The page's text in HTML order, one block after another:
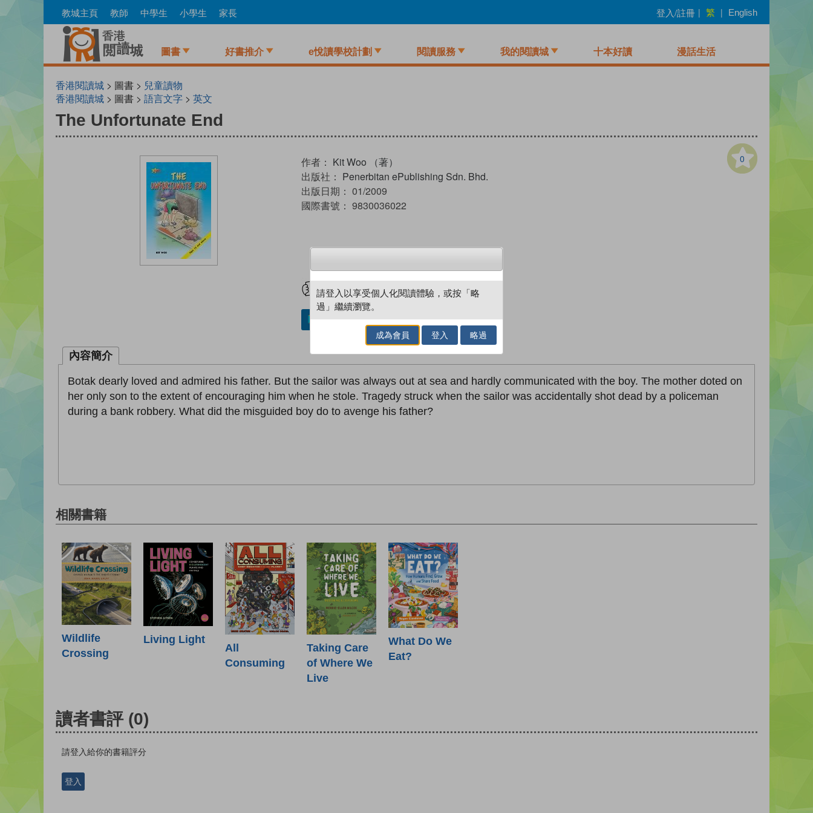
to
教城主頁 教師 中學生 小學生 家長 登入/註冊 | 繁 | English
圖書 好書推介 e悅讀學校計劃 閱讀服務 我的閱讀城 十本好讀 漫話生活
香港閱讀城 > 圖書 > 兒童讀物
香港閱讀城 > 圖書 > 語言文字 > 英文
The Unfortunate End
0
作者： Kit Woo （著）
出版社： Penerbitan ePublishing Sdn. Bhd.
出版日期： 01/2009
國際書號： 9830036022
試閲 加入閱讀紀錄
加入／閱讀電子書
內容簡介
Botak dearly loved and admired his father. But the sailor was always out at sea and hardly communicated with the boy. The mother doted on
her only son to the extent of encouraging him when he stole. Tragedy struck when the sailor was accidentally shot dead by a policeman
during a bank robbery. What did the misguided boy do to avenge his father?
相關書籍
Wildlife
Crossing
Living Light
All
Consuming
Taking Care
of Where We
Live
What Do We
Eat?
讀者書評 (0)
請登入給你的書籍評分
登入
請登入以享受個人化閱讀體驗，或按「略
過」繼續瀏覽。
成為會員 登入 略過